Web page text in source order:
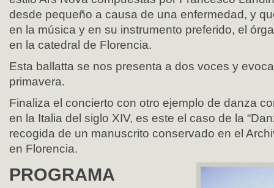
desde pequeño a causa de una enfermedad, y
en la música y en su instrumento preferido, el
en la catedral de Florencia.
Esta ballatta se nos presenta a dos voces y
primavera.
Finaliza el concierto con otro ejemplo de danza
en la Italia del siglo XIV, es este el caso de la
recogida de un manuscrito conservado en el
en Florencia.
PROGRAMA